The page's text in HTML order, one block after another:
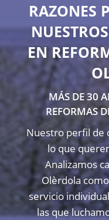
RAZONES
EN
MÁS DE 30
REFORMAS
Nuestro perfil de
lo que
Analizamos
Olèrdola
servicio
las que